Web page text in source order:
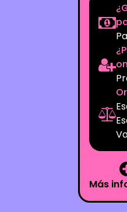
Más